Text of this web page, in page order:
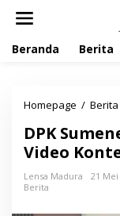
Beranda Berita
Homepage / Berita
DPK
Video
Lensa Madura
21 Mei
Berita